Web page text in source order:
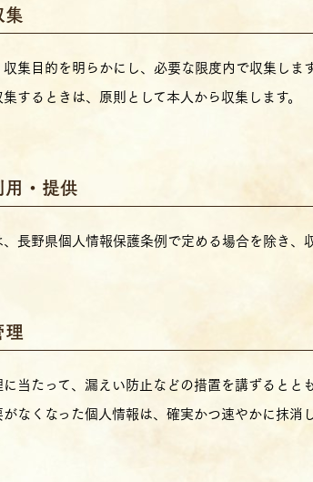
集目的を明らかにし、必要な限度内で収集します
するときは、原則として本人から収集します。
・提供
長野県個人情報保護条例で定める場合を除き
理
当たって、漏えい防止などの措置を講ずるとと
なくなった個人情報は、確実かつ速やかに抹消し